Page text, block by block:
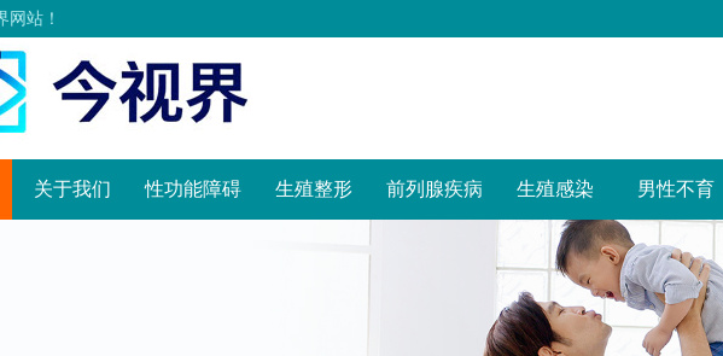
网站！
关于我们 性功能障碍 生殖整形 前列腺疾病 生殖感染 男性不育